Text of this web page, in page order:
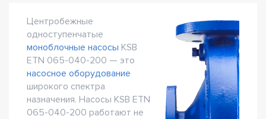
Центробежные
одноступенчатые
моноблочные насосы KSB
ETN 065-040-200 — это
насосное оборудование
широкого спектра
назначения. Насосы KSB ETN
065-040-200 работают не